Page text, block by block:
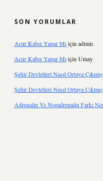
SON YORUMLAR
Acur Kabız Yapar Mıiçin admin
Acur Kabız Yapar Mıiçin Umay
Şehir Devletleri Nasıl Ortaya
Şehir Devletleri Nasıl Ortaya
Adrenalin Ve Noradrenalin Farkı